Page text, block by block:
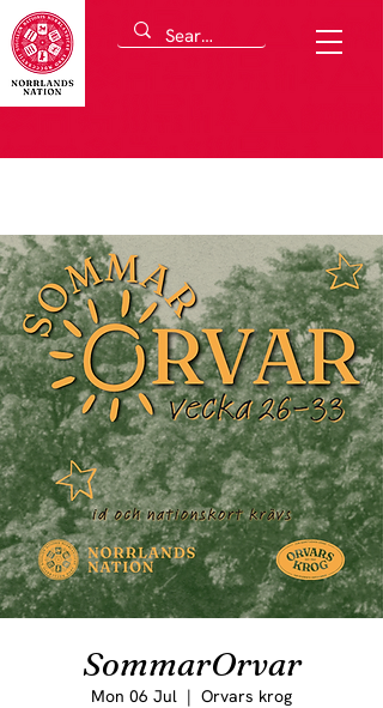
SommarOrvar
Mon 06 Jul
  |
Orvars krog